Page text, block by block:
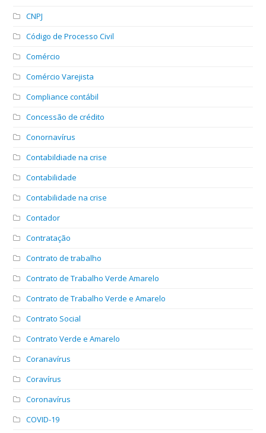
CNPJ
Código de Processo Civil
Comércio
Comércio Varejista
Compliance contábil
Concessão de crédito
Conornavírus
Contabildiade na crise
Contabilidade
Contabilidade na crise
Contador
Contratação
Contrato de trabalho
Contrato de Trabalho Verde Amarelo
Contrato de Trabalho Verde e Amarelo
Contrato Social
Contrato Verde e Amarelo
Coranavírus
Coravírus
Coronavírus
COVID-19